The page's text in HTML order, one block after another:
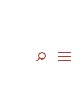
Search: